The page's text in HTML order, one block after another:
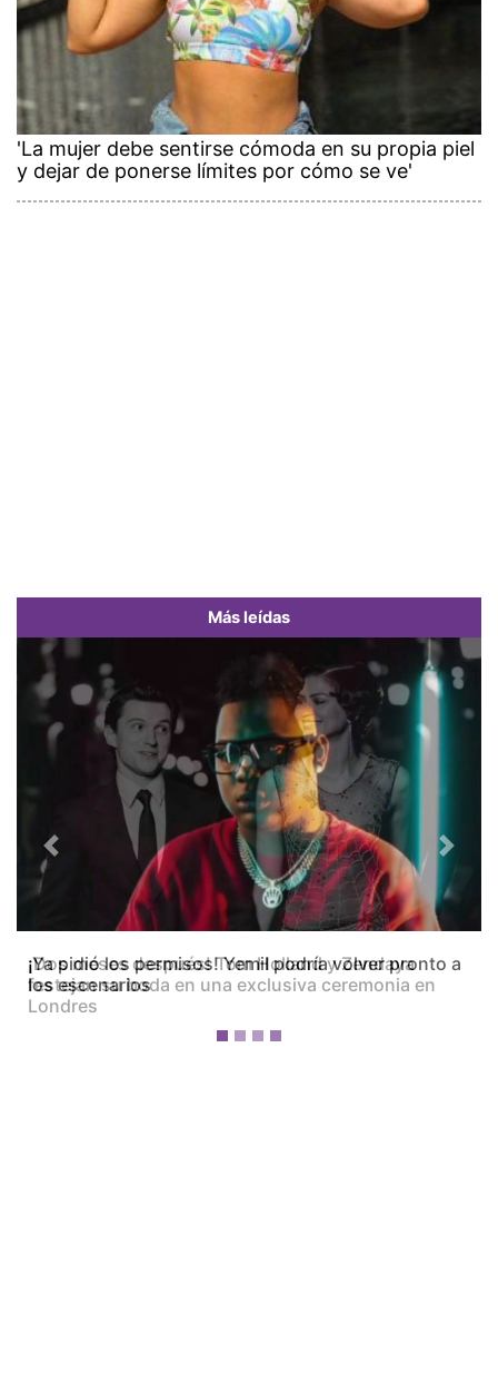
'La mujer debe sentirse cómoda en su propia piel
y dejar de ponerse límites por cómo se ve'
Más leídas
¡Dos meses después! Tom Holland y Zendaya
festejan su boda en una exclusiva ceremonia en
Londres
Previous Next